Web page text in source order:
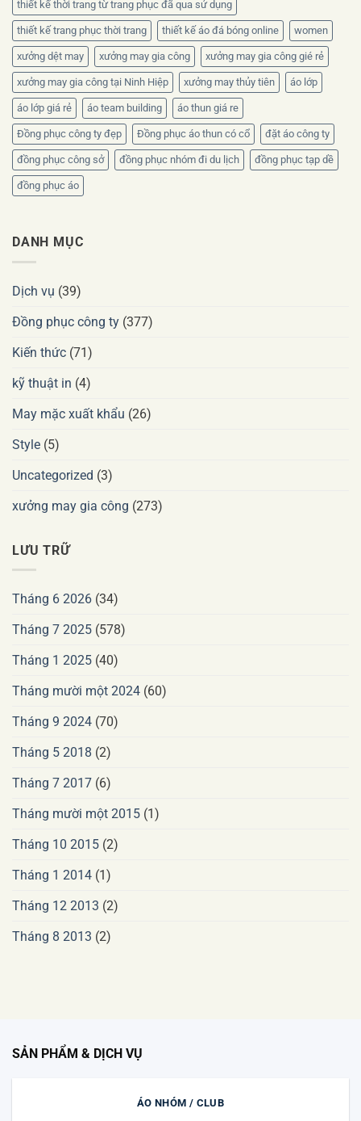
thiết kế thời trang từ trang phục đã qua sử dụng
thiết kế trang phục thời trang thiết kế áo đá bóng online women
xưởng dệt may xưởng may gia công xưởng may gia công gié rẻ
xưởng may gia công tại Ninh Hiệp xưởng may thủy tiên áo lớp
áo lớp giá rẻ áo team building áo thun giá re
Đồng phục công ty đẹp Đồng phục áo thun có cổ đặt áo công ty
đồng phục công sở đồng phục nhóm đi du lịch đồng phục tạp dề
đồng phục áo
DANH MỤC
Dịch vụ (39)
Đồng phục công ty (377)
Kiến thức (71)
kỹ thuật in (4)
May mặc xuất khẩu (26)
Style (5)
Uncategorized (3)
xưởng may gia công (273)
LƯU TRỮ
Tháng 6 2026 (34)
Tháng 7 2025 (578)
Tháng 1 2025 (40)
Tháng mười một 2024 (60)
Tháng 9 2024 (70)
Tháng 5 2018 (2)
Tháng 7 2017 (6)
Tháng mười một 2015 (1)
Tháng 10 2015 (2)
Tháng 1 2014 (1)
Tháng 12 2013 (2)
Tháng 8 2013 (2)
SẢN PHẨM & DỊCH VỤ
ÁO NHÓM / CLUB